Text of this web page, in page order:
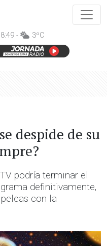
- 3ºC
despide de su
podría terminar el
definitivamente,
con la